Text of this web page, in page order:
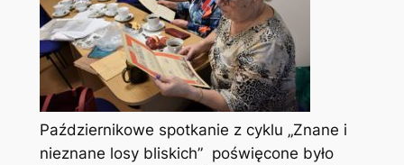
Październikowe spotkanie z cyklu „Znane i
nieznane losy bliskich” poświęcone było